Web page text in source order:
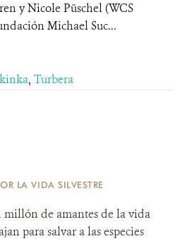
y Nicole Püschel (WCS
Michael Suc...
, Turbera
LA VIDA SILVESTRE
millón de amantes de la vida
para salvar a las especies